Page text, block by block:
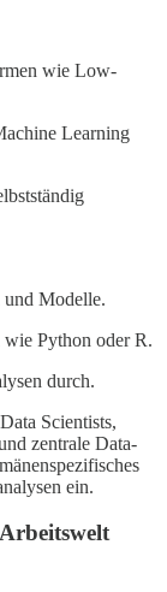
wie Low-
Learning
Modelle.
Python oder R.
durch.
Scientists,
zentrale Data-
ein.